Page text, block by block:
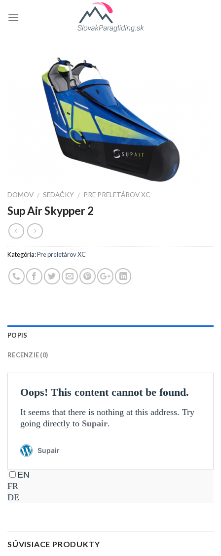
DOMOV / SEDAČKY / PRE PRELETÁROV XC
Sup Air Skypper 2
Kategória:Pre preletárov XC
POPIS
RECENZIE (0)
SÚVISIACE PRODUKTY